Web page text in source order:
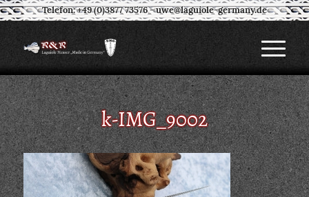
Telefon: +49 (0)3877 73576-uwe@laguiole-germany.de
k-IMG_9002